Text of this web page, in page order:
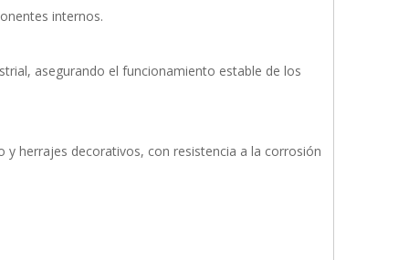
internos.
asegurando el funcionamiento estable de los
herrajes decorativos, con resistencia a la corrosión